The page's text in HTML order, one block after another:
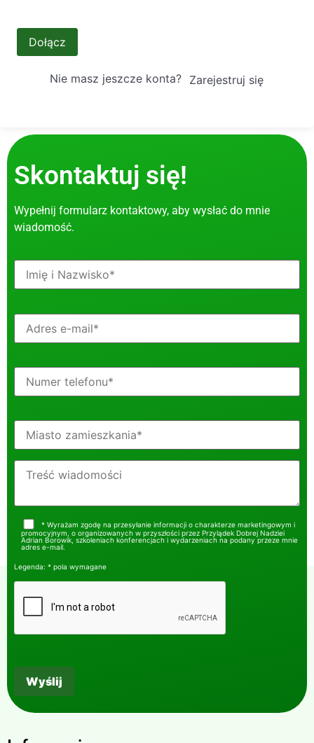
Dołącz
Nie masz jeszcze konta? Zarejestruj się
Skontaktuj się!
Wypełnij formularz kontaktowy, aby wysłać do mnie
wiadomość.
* Wyrażam zgodę na przesyłanie informacji o charakterze marketingowym i
promocyjnym, o organizowanych w przyszłości przez Przylądek Dobrej Nadziei
Adrian Borowik, szkoleniach konferencjach i wydarzeniach na podany przeze mnie
adres e-mail.
Legenda: * pola wymagane